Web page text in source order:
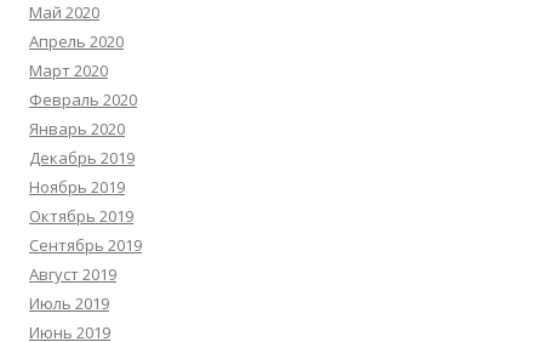
Май 2020
Апрель 2020
Март 2020
Февраль 2020
Январь 2020
Декабрь 2019
Ноябрь 2019
Октябрь 2019
Сентябрь 2019
Август 2019
Июль 2019
Июнь 2019